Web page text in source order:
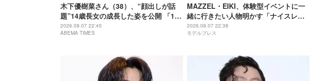
木下優樹菜さん（38）、“顔出しが話
題”14歳長女の成長した姿を公開 「14
歳とは思えぬオトナっぽさ」「優樹菜
ちゃんにそっくりすぎる」など反響
2026.08.07 22:45
ABEMA TIMES
MAZZEL・EIKI、体験型イベントに一
緒に行きたい人物明かす「ナイスレシ
ーブするまで終わらない」
2026.08.07 22:38
モデルプレス